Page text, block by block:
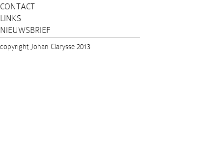
CONTACT
LINKS
NIEUWSBRIEF
copyright Johan Clarysse 2013